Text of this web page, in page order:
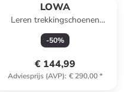
LOWA
Leren trekkingschoenen
"Camino EVO GTX"
kaki/blauw
-50%
€ 144,99
Adviesprijs (AVP): € 290,00*